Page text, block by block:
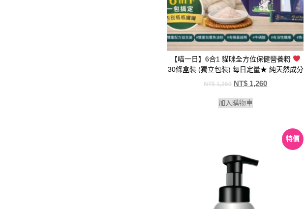
【喵一日】6合1 貓咪全方位保健營養粉
30條盒裝 (獨立包裝) 每日定量★ 純天然成分
NT$1,350 NT$ 1,260
加入購物車
特價